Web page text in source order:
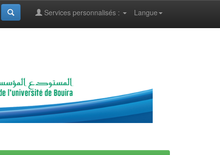
Langue
Services personnalisés :